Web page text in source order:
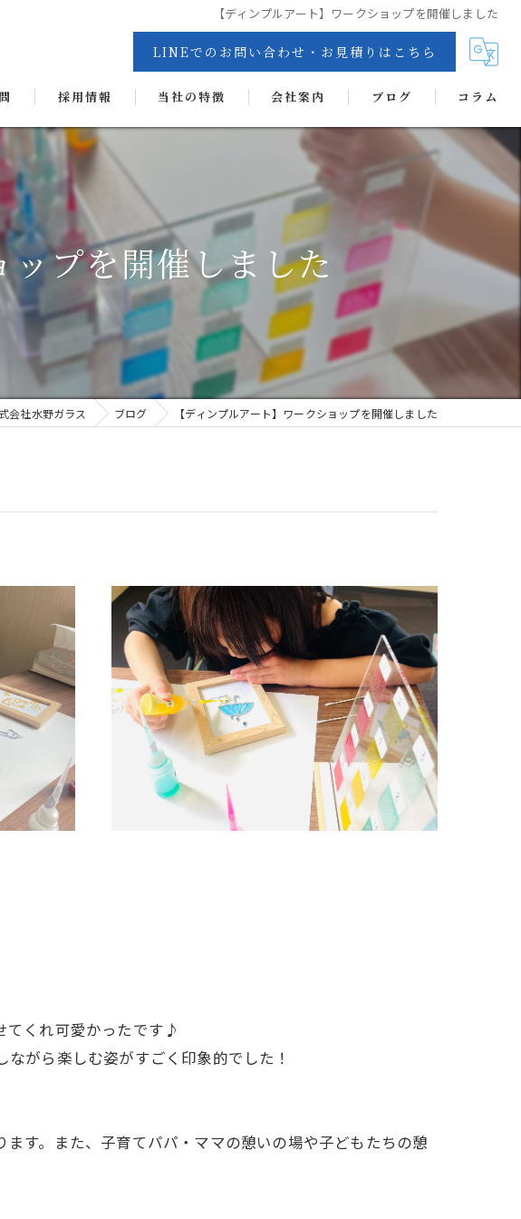
【ディンプルアート】ワークショップを開催しました
LINEでのお問い合わせ・お見積りはこちら
採用情報 当社の特徴
カーフィルム
抗菌・抗ウイルス・消臭・防カビコーティング
ヘッドライトコート
ディンプルアート
会社案内 ブログ コラム
プを開催しました
会社水野ガラス ブログ 【ディンプルアート】ワークショップを開催しました
てくれ可愛かったです♪
がら楽しむ姿がすごく印象的でした！
す。また、子育てパパ・ママの憩いの場や子どもたちの憩